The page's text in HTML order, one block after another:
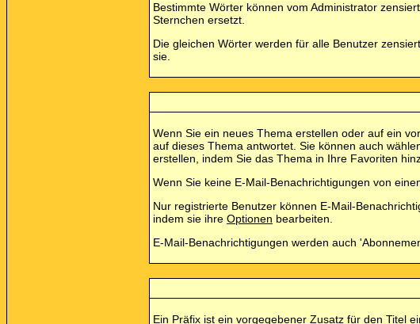
Bestimmte Wörter können vom Administrator
Sternchen ersetzt.
Die gleichen Wörter werden für alle Benutzer
sie.
Wenn Sie ein neues Thema erstellen oder auf ein
auf dieses Thema antwortet. Sie können auch
erstellen, indem Sie das Thema in Ihre Favoriten
Wenn Sie keine E-Mail-Benachrichtigungen von
Nur registrierte Benutzer können E-Mail-
indem sie ihre Optionen bearbeiten.
E-Mail-Benachrichtigungen werden auch
Ein Präfix ist ein vorgegebener Zusatz für den Titel